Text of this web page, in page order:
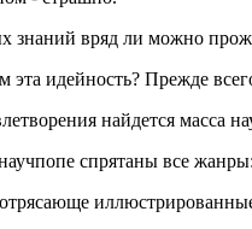
знаний вряд ли можно
эта идейность? Прежде
найдется масса
спрятаны все